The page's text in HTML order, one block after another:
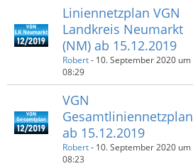
Liniennetzplan VGN
Landkreis Neumarkt
(NM) ab 15.12.2019
Robert- 10. September 2020 um
08:29
VGN
Gesamtliniennetzplan
ab 15.12.2019
Robert- 10. September 2020 um
08:23